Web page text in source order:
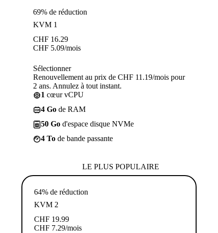
69% de réduction
KVM 1
CHF 16.29
CHF 5.09/mois
Sélectionner
Renouvellement au prix de CHF 11.19/mois pour
2 ans. Annulez à tout instant.
1 cœur vCPU
4 Go de RAM
50 Go d'espace disque NVMe
4 To de bande passante
LE PLUS POPULAIRE
64% de réduction
KVM 2
CHF 19.99
CHF 7.29/mois